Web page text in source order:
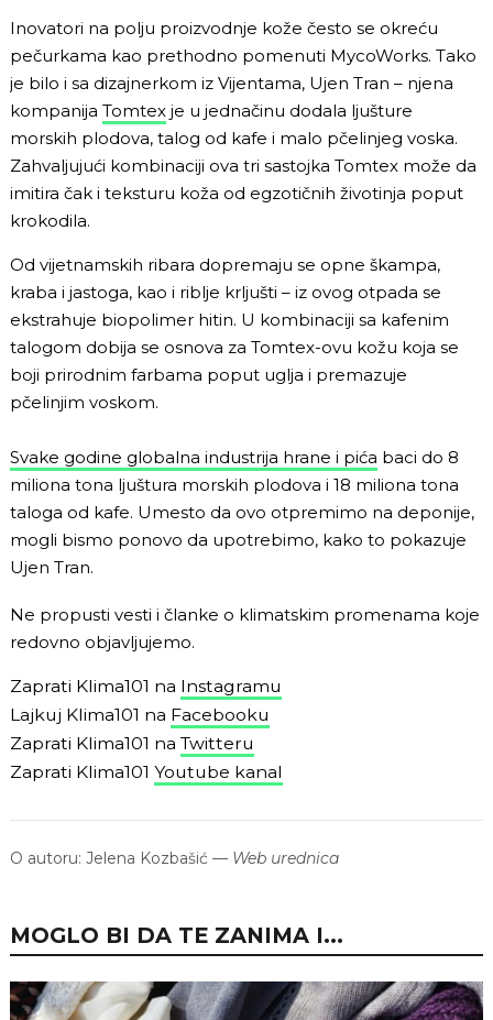
Inovatori na polju proizvodnje kože često se okreću
pečurkama kao prethodno pomenuti MycoWorks. Tako
je bilo i sa dizajnerkom iz Vijentama, Ujen Tran – njena
kompanija Tomtex je u jednačinu dodala ljušture
morskih plodova, talog od kafe i malo pčelinjeg voska.
Zahvaljujući kombinaciji ova tri sastojka Tomtex može da
imitira čak i teksturu koža od egzotičnih životinja poput
krokodila.
Od vijetnamskih ribara dopremaju se opne škampa,
kraba i jastoga, kao i riblje krljušti – iz ovog otpada se
ekstrahuje biopolimer hitin. U kombinaciji sa kafenim
talogom dobija se osnova za Tomtex-ovu kožu koja se
boji prirodnim farbama poput uglja i premazuje
pčelinjim voskom.
Svake godine globalna industrija hrane i pića baci do 8
miliona tona ljuštura morskih plodova i 18 miliona tona
taloga od kafe. Umesto da ovo otpremimo na deponije,
mogli bismo ponovo da upotrebimo, kako to pokazuje
Ujen Tran.
Ne propusti vesti i članke o klimatskim promenama koje
redovno objavljujemo.
Zaprati Klima101 na Instagramu
Lajkuj Klima101 na Facebooku
Zaprati Klima101 na Twitteru
Zaprati Klima101 Youtube kanal
O autoru: Jelena Kozbašić — Web urednica
MOGLO BI DA TE ZANIMA I...